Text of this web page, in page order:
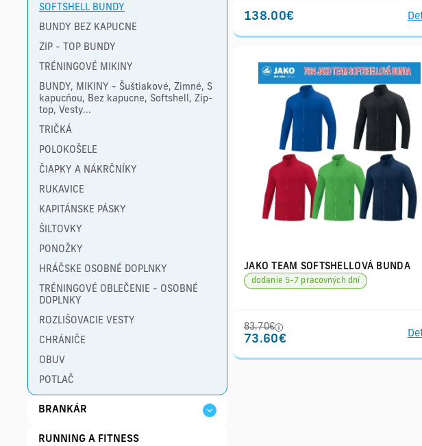
SOFTSHELL BUNDY
BUNDY BEZ KAPUCNE
ZIP - TOP BUNDY
TRÉNINGOVÉ MIKINY
BUNDY, MIKINY - Šuštiakové, Zimné, S
kapucňou, Bez kapucne, Softshell, Zip-
top, Vesty...
TRIČKÁ
POLOKOŠELE
ČIAPKY A NÁKRČNÍKY
RUKAVICE
KAPITÁNSKE PÁSKY
ŠILTOVKY
PONOŽKY
HRÁČSKE OSOBNÉ DOPLNKY
TRÉNINGOVÉ OBLEČENIE - OSOBNÉ
DOPLNKY
ROZLIŠOVACIE VESTY
CHRÁNIČE
OBUV
POTLAČ
BRANKÁR
RUNNING A FITNESS
138.00€
JAKO TEAM SOFTSHELLOVÁ BUNDA
dodanie 5-7 pracovných dní
83.70€
73.60€